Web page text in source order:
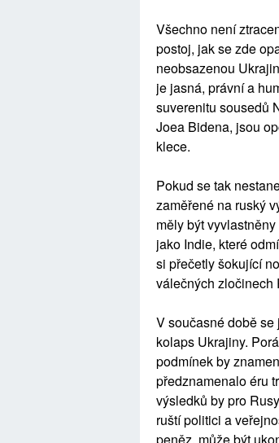
Všechno není
postoj, jak se zde
neobsazenou
je jasná, právní a
suverenitu sousedů
Joea Bidena, jsou
klece.
Pokud se tak
zaměřené na ruský
měly být
jako Indie, které
si přečetly šokující
válečných zločinech
V současné době
kolaps Ukrajiny.
podmínek by
předznamenalo éru
výsledků by pro
ruští politici a